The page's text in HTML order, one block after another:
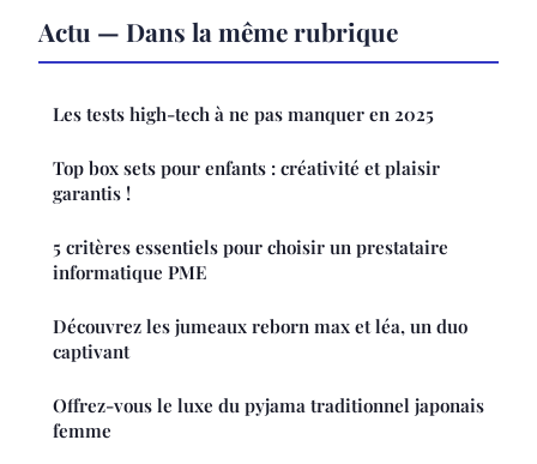
Actu — Dans la même rubrique
Les tests high-tech à ne pas manquer en 2025
Top box sets pour enfants : créativité et plaisir
garantis !
5 critères essentiels pour choisir un prestataire
informatique PME
Découvrez les jumeaux reborn max et léa, un duo
captivant
Offrez-vous le luxe du pyjama traditionnel japonais
femme